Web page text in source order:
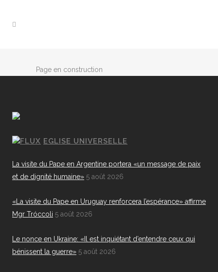
Page en construction
EGLISE UNIVERSELLE
La visite du Pape en Argentine portera «un message de paix
et de dignité humaine» 5 août 2026
«La visite du Pape en Uruguay renforcera l’espérance» affirme
Mgr Tróccoli 5 août 2026
Le nonce en Ukraine: «Il est inquiétant d’entendre ceux qui
bénissent la guerre» 5 août 2026